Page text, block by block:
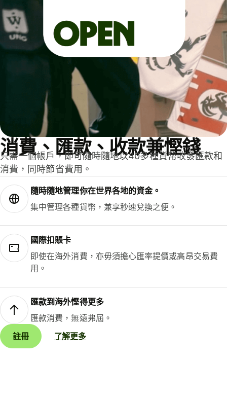
消費、匯款、收款兼慳錢
只需一個帳戶，即可隨時隨地以40多種貨幣收發匯款和
消費，同時節省費用。
隨時隨地管理你在世界各地的資金。
集中管理各種貨幣，兼享秒速兌換之便。
國際扣賬卡
即使在海外消費，亦毋須擔心匯率提價或高昂交易費
用。
匯款到海外慳得更多
匯款消費，無遠弗屆。
註冊
了解更多